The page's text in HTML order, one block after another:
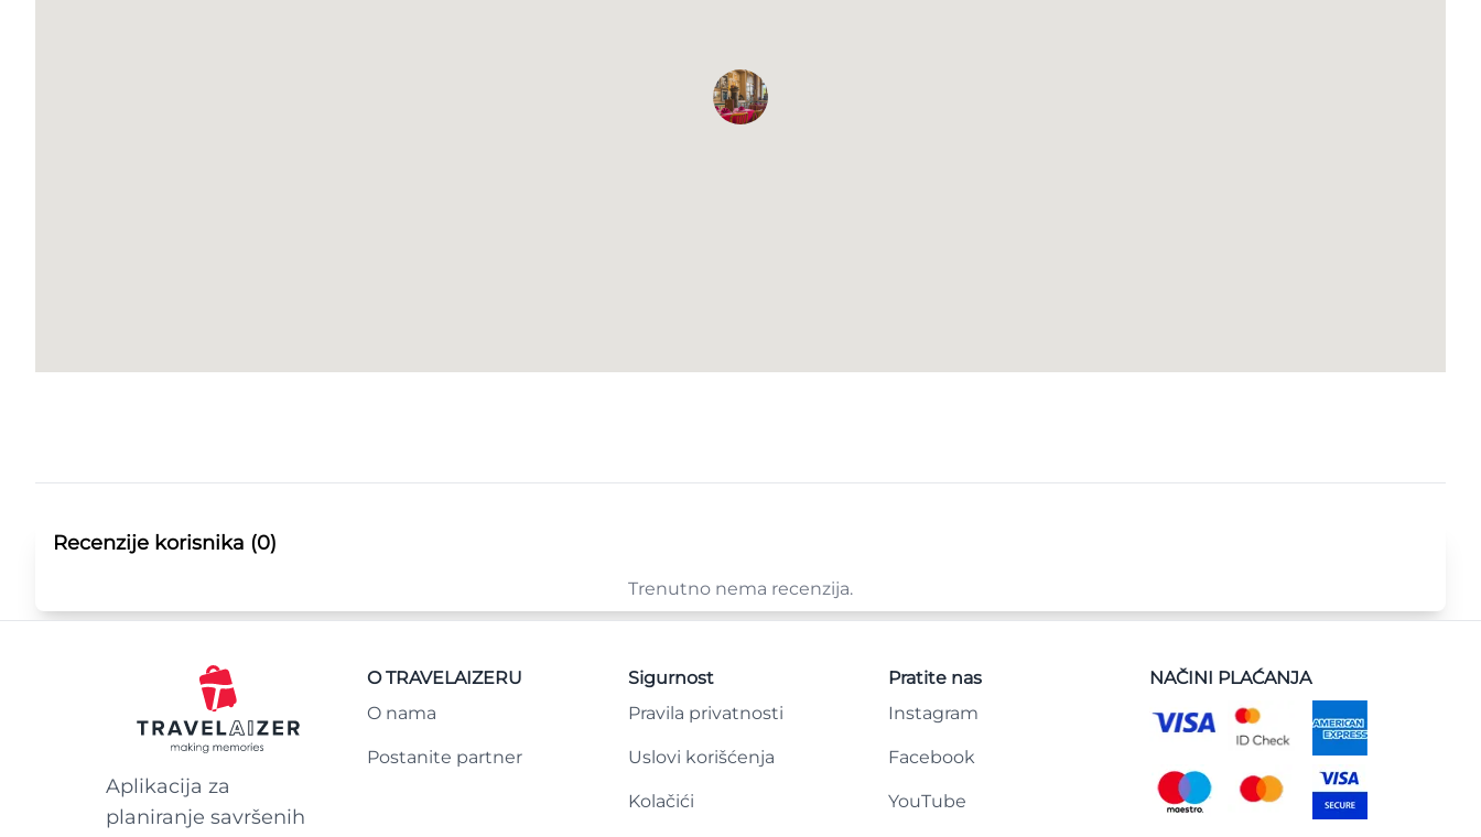
Recenzije korisnika (0)
Trenutno nema recenzija.
Aplikacija za
planiranje savršenih
O TRAVELAIZERU
O nama
Postanite partner
Sigurnost
Pravila privatnosti
Uslovi korišćenja
Kolačići
Pratite nas
Instagram
Facebook
YouTube
NAČINI PLAĆANJA